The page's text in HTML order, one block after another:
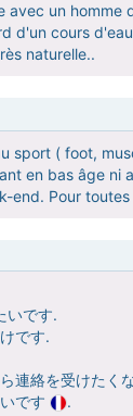
un homme
d'un cours
naturelle..
sport ( foot,
en bas âge
end. Pour
いです.
です.
連絡を受けたく
です
.